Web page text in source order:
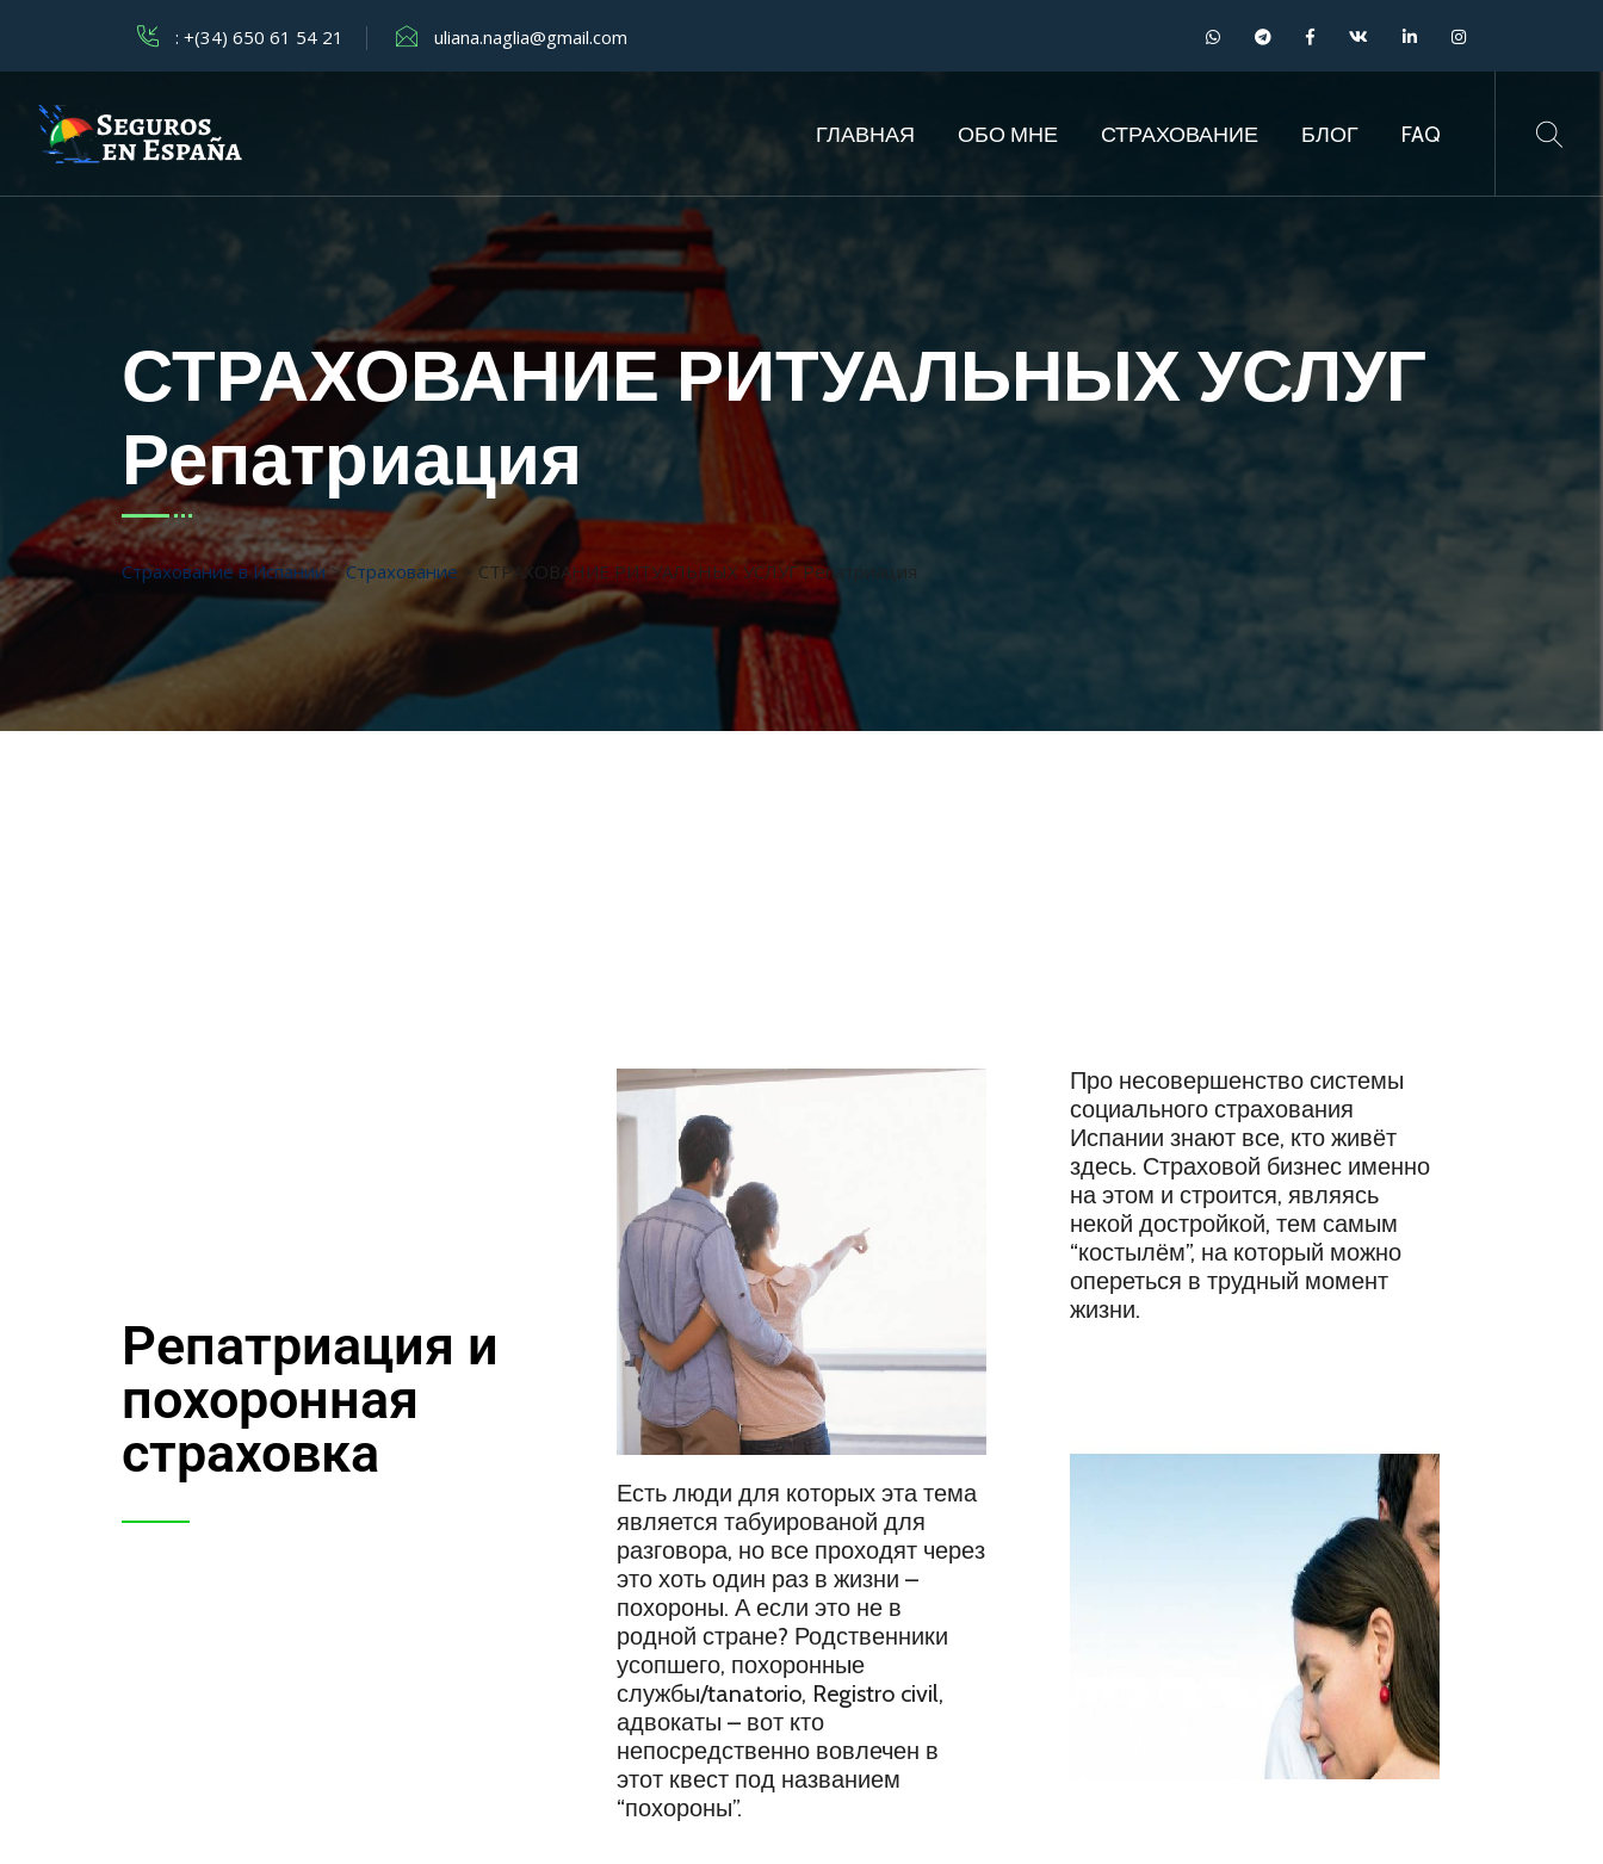
: +(34) 650 61 54 21 uliana.naglia@gmail.com
ГЛАВНАЯ ОБО МНЕ СТРАХОВАНИЕ БЛОГ FAQ
СТРАХОВАНИЕ РИТУАЛЬНЫХ УСЛУГ
Репатриация
Страхование в Испании>Страхование> СТРАХОВАНИЕ РИТУАЛЬНЫХ УСЛУГ Репатриация
Репатриация и
похоронная
страховка
Есть люди для которых эта тема
является табуированой для
разговора, но все проходят через
это хоть один раз в жизни –
похороны. А если это не в
родной стране? Родственники
усопшего, похоронные
службы/tanatorio, Registro civil,
адвокаты – вот кто
непосредственно вовлечен в
этот квест под названием
“похороны”.
Про несовершенство системы
социального страхования
Испании знают все, кто живёт
здесь. Страховой бизнес именно
на этом и строится, являясь
некой достройкой, тем самым
“костылём”, на который можно
опереться в трудный момент
жизни.